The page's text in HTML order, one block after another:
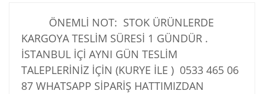
ÖNEMLİ NOT: STOK ÜRÜNLERDE
KARGOYA TESLİM SÜRESİ 1 GÜNDÜR .
İSTANBUL İÇİ AYNI GÜN TESLİM
TALEPLERİNİZ İÇİN (KURYE İLE ) 0533 465 06
87 WHATSAPP SİPARİŞ HATTIMIZDAN